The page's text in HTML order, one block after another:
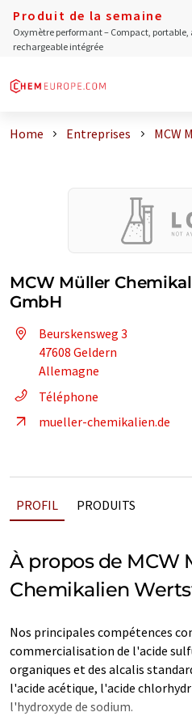
Produit de la semaine
Oxymètre performant – Compact,
rechargeable intégrée
Home Entreprises MCW
MCW Müller
GmbH
Beurskensweg 3
47608 Geldern
Allemagne
Téléphone
mueller-chemikalien.de
PROFIL PRODUITS
À propos de MCW
Chemikalien
Nos principales compétences
commercialisation de l'acide
organiques et des alcalis
l'acide acétique, l'acide
l'hydroxyde de sodium.